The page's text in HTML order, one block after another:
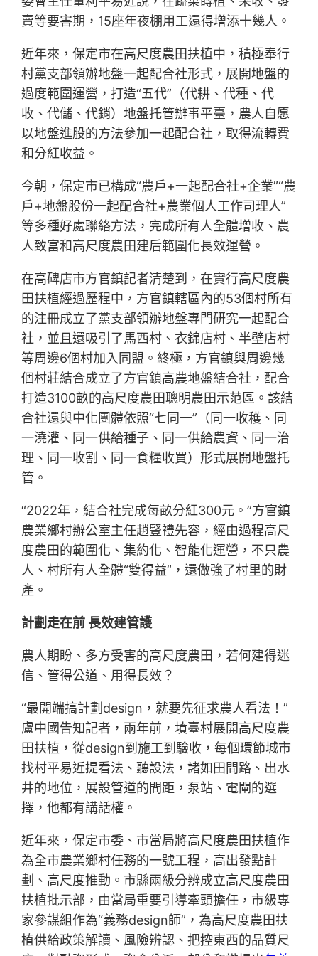
賣等要害期，15座年夜棚用工還得增添十幾人。
近年來，保定市在高尺度農田扶植中，積極奉行
村黨支部領辦地盤一起配合社形式，展開地盤的
過度範圍運營，打造“五代”（代耕、代種、代
收、代儲、代銷）地盤托管辦事平臺，農人自愿
以地盤進股的方法參加一起配合社，取得流轉費
和分紅收益。
今朝，保定市已構成“農戶+一起配合社+企業”“農
戶+地盤股份一起配合社+農業個人工作司理人”
等多種好處聯絡方法，完成所有人全體增收、農
人致富和高尺度農田建后範圍化長效運營。
在高碑店市方官鎮記者清楚到，在實行高尺度農
田扶植經過歷程中，方官鎮轄區內的53個村所有
的注冊成立了黨支部領辦地盤專門研究一起配合
社，並且還吸引了馬西村、衣錦店村、半壁店村
等周邊6個村加入同盟。終極，方官鎮與周邊幾
個村莊結合成立了方官鎮高農地盤結合社，配合
打造3100畝的高尺度農田聰明農田示范區。該結
合社還與中化團體依照“七同一”（同一收穫、同
一澆灌、同一供給種子、同一供給農資、同一治
理、同一收割、同一食糧收買）形式展開地盤托
管。
“2022年，結合社完成每畝分紅300元。”方官鎮
農業鄉村辦公室主任趙豎禮先容，經由過程高尺
度農田的範圍化、集約化、智能化運營，不只農
人、村所有人全體“雙得益”，還做強了村里的財
產。
計劃走在前 長效建管護
農人期盼、多方受害的高尺度農田，若何建得迷
信、管得公道、用得長效？
“最開端搞計劃design，就要先征求農人看法！”
盧中國告知記者，兩年前，墳臺村展開高尺度農
田扶植，從design到施工到驗收，每個環節城市
找村平易近提看法、聽設法，諸如田間路、出水
井的地位，展設管道的間距，泵站、電閘的選
擇，他都有講話權。
近年來，保定市委、市當局將高尺度農田扶植作
為全市農業鄉村任務的一號工程，高出發點計
劃、高尺度推動。市縣兩級分辨成立高尺度農田
扶植批示部，由當局重要引導牽頭擔任，市級專
家參謀組作為“義務design師”，為高尺度農田扶
植供給政策解讀、風險辨認、把控東西的品質尺